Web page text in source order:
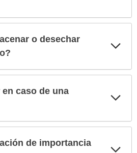
o desechar
caso de una
de importancia